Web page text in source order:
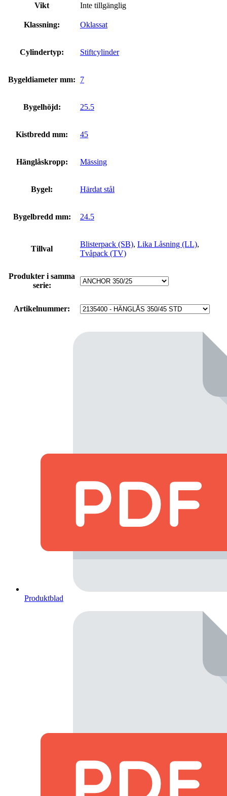
Vikt Inte tillgänglig
Klassning: Oklassat
Cylindertyp: Stiftcylinder
Bygeldiameter mm: 7
Bygelhöjd: 25.5
Kistbredd mm: 45
Hänglåskropp: Mässing
Bygel: Härdat stål
Bygelbredd mm: 24.5
Tillval
Blisterpack (SB), Lika Låsning (LL),
Tvåpack (TV)
Produkter i samma
serie:
Artikelnummer:
Produktblad